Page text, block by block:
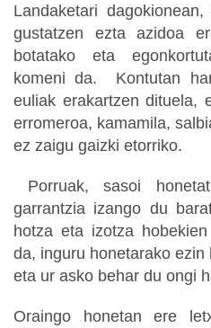
Landaketari
gustatzen ezta azidoa
botatako eta
komeni da. Kontutan
euliak erakartzen dituela,
erromeroa, kamamila,
ez zaigu gaizki etorriko.
Porruak, sasoi
garrantzia izango du
hotza eta izotza
da, inguru honetarako
eta ur asko behar du ongi
Oraingo honetan ere